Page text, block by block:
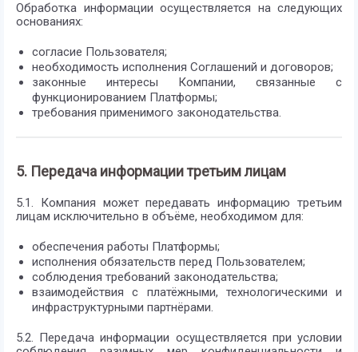
Обработка информации осуществляется на следующих
основаниях:
согласие Пользователя;
необходимость исполнения Соглашений и договоров;
законные интересы Компании, связанные с
функционированием Платформы;
требования применимого законодательства.
5. Передача информации третьим лицам
5.1. Компания может передавать информацию третьим
лицам исключительно в объёме, необходимом для:
обеспечения работы Платформы;
исполнения обязательств перед Пользователем;
соблюдения требований законодательства;
взаимодействия с платёжными, технологическими и
инфраструктурными партнёрами.
5.2. Передача информации осуществляется при условии